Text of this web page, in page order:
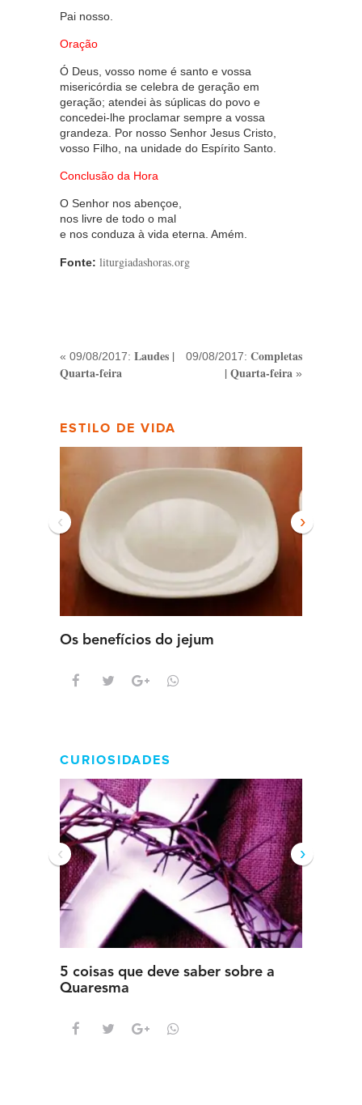
Pai nosso.
Oração
Ó Deus, vosso nome é santo e vossa
misericórdia se celebra de geração em
geração; atendei às súplicas do povo e
concedei-lhe proclamar sempre a vossa
grandeza. Por nosso Senhor Jesus Cristo,
vosso Filho, na unidade do Espírito Santo.
Conclusão da Hora
O Senhor nos abençoe,
nos livre de todo o mal
e nos conduza à vida eterna. Amém.
Fonte: liturgiadashoras.org
« 09/08/2017: Laudes |
Quarta-feira
09/08/2017: Completas
| Quarta-feira »
ESTILO DE VIDA
Os benefícios do jejum
‹ ›
CURIOSIDADES
5 coisas que deve saber sobre a
Quaresma
‹ ›